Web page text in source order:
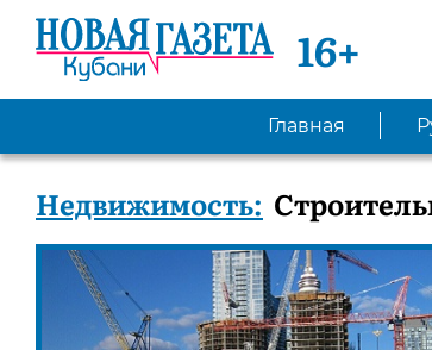
16+
Главная
Недвижимость: